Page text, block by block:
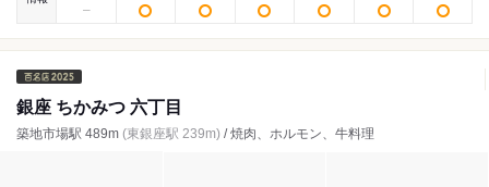
銀座 ちかみつ 六丁目
築地市場駅 489m (東銀座駅 239m) / 焼肉、ホルモン、牛料理